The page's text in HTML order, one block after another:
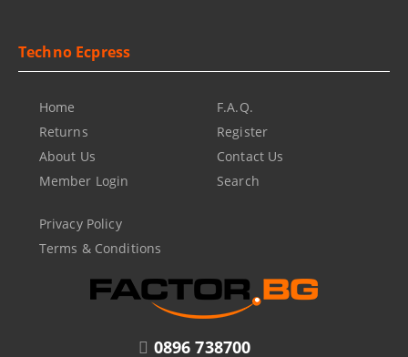
0896 738700
Techno Ecpress
Home
Returns
About Us
Member Login
F.A.Q.
Register
Contact Us
Search
Privacy Policy
Terms & Conditions